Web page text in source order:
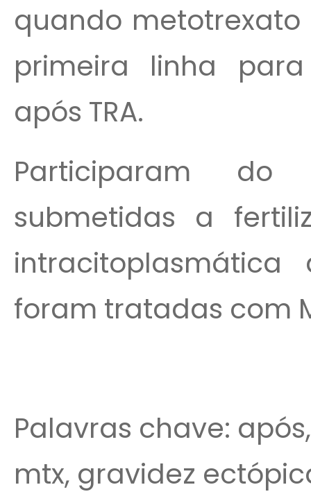
quando
primeira linha
após TRA.
Participaram
submetidas a
foram tratadas com
Palavras chave:
mtx, gravidez